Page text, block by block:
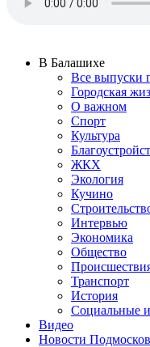
В Балашихе
Все выпуски
Городская
О важном
Спорт
Культура
ЖКХ
Экология
Кучино
Интервью
Экономика
Общество
Транспорт
История
Социальные
Видео
Новости